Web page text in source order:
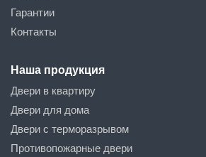
Гарантии
Контакты
Наша продукция
Двери в квартиру
Двери для дома
Двери с терморазрывом
Противопожарные двери